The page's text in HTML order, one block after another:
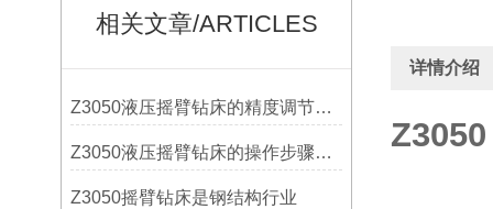
相关文章/ARTICLES
Z3050液压摇臂钻床的精度调节与稳定性提升
Z3050液压摇臂钻床的操作步骤与安全注意事项
Z3050摇臂钻床是钢结构行业
详情介绍